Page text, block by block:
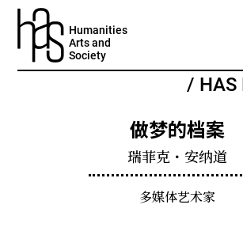
Humanities
Arts and
Society
/ HAS
做梦的档案
瑞菲克・安纳道
多媒体艺术家